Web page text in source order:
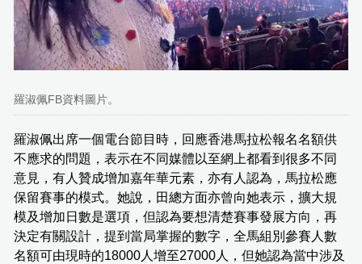
羅淑佩FB資料圖片。
羅淑佩出席一個電台節目時，回應香港馬拉松報名名額供
不應求的問題，表示在不同媒體以至網上都看到很多不同
意見，有人贊成增加嘉年華元素，亦有人認為，馬拉松應
保留賽事的模式。她說，田總方面亦曾向她表示，擴大規
模及增加日數是選項，但認為要想清楚賽事發展方向，再
決定有關設計，提到當局掌握的數字，全馬組別參賽人數
名額可由現時的18000人增至27000人，但她認為當中涉及